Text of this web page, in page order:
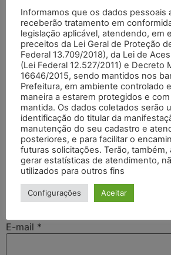
obrigatórios são marcados com
Comentário *
E-mail *
Informamos que os dados pessoais
receberão tratamento em
legislação aplicável, atendendo, em
preceitos da Lei Geral de Proteção
Federal 13.709/2018), da Lei de
(Lei Federal 12.527/2011) e Decreto
16646/2015, sendo mantidos nos
Prefeitura, em ambiente controlado
maneira a estarem protegidos e
mantida. Os dados coletados serão
identificação do titular da
manutenção do seu cadastro e
posteriores, e para facilitar o
futuras solicitações. Terão, também,
gerar estatísticas de atendimento,
utilizados para outros fins
Configurações Aceitar